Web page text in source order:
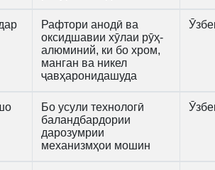
Рафтори анодӣ ва
оксидшавии хӯлаи рӯҳ-
алюминий, ки бо хром,
манган ва никел
ҷавҳаронидашуда
Бо усули технологӣ
баландбардории
дарозумрии
механизмҳои мошин